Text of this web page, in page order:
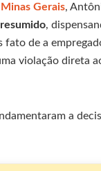
Minas Gerais,
,
de a
violação direta
a